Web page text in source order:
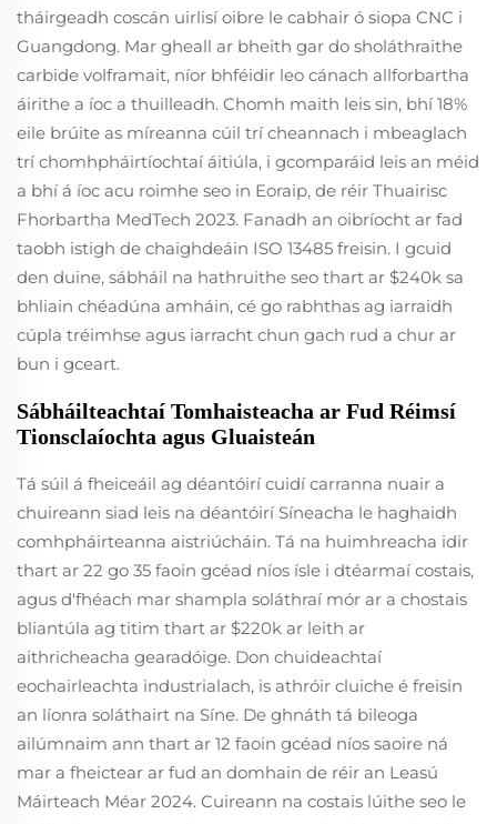
tháirgeadh coscán uirlisí oibre le cabhair ó siopa CNC i
Guangdong. Mar gheall ar bheith gar do sholáthraithe
carbide volframait, níor bhféidir leo cánach allforbartha
áirithe a íoc a thuilleadh. Chomh maith leis sin, bhí 18%
eile brúite as míreanna cúil trí cheannach i mbeaglach
trí chomhpháirtíochtaí áitiúla, i gcomparáid leis an méid
a bhí á íoc acu roimhe seo in Eoraip, de réir Thuairisc
Fhorbartha MedTech 2023. Fanadh an oibríocht ar fad
taobh istigh de chaighdeáin ISO 13485 freisin. I gcuid
den duine, sábháil na hathruithe seo thart ar $240k sa
bhliain chéadúna amháin, cé go rabhthas ag iarraidh
cúpla tréimhse agus iarracht chun gach rud a chur ar
bun i gceart.
Sábháilteachtaí Tomhaisteacha ar Fud Réimsí
Tionsclaíochta agus Gluaisteán
Tá súil á fheiceáil ag déantóirí cuidí carranna nuair a
chuireann siad leis na déantóirí Síneacha le haghaidh
comhpháirteanna aistriúcháin. Tá na huimhreacha idir
thart ar 22 go 35 faoin gcéad níos ísle i dtéarmaí costais,
agus d'fhéach mar shampla soláthraí mór ar a chostais
bliantúla ag titim thart ar $220k ar leith ar
aithricheacha gearadóige. Don chuideachtaí
eochairleachta industrialach, is athróir cluiche é freisin
an líonra soláthairt na Síne. De ghnáth tá bileoga
ailúmnaim ann thart ar 12 faoin gcéad níos saoire ná
mar a fheictear ar fud an domhain de réir an Leasú
Máirteach Méar 2024. Cuireann na costais lúithe seo le